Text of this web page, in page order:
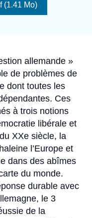
(1.41 Mo)
allemande »
de problèmes de
dont toutes les
Ces
à trois notions
libérale et
XXe siècle, la
l’Europe et
dans des abîmes
du monde.
durable avec
le 3
de la